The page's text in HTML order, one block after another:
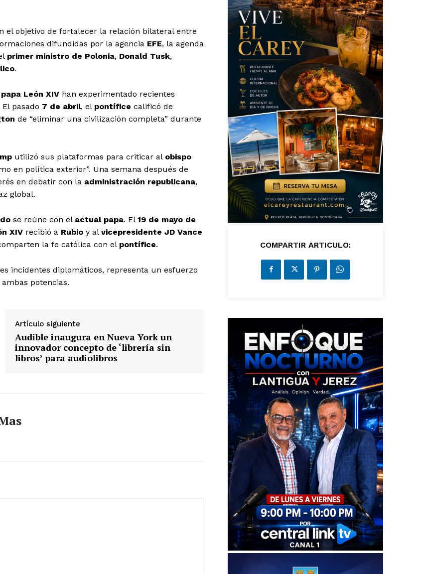
el objetivo de fortalecer la relación bilateral entre
difundidas por la agencia EFE, la agenda
primer ministro de Polonia, Donald Tusk,
.
papa León XIV han experimentado recientes
El pasado 7 de abril, el pontífice calificó de
de “eliminar una civilización completa” durante
utilizó sus plataformas para criticar al obispo
en política exterior”. Una semana después de
en debatir con la administración republicana,
global.
se reúne con el actual papa. El 19 de mayo de
XIV recibió a Rubio y al vicepresidente JD Vance
la fe católica con el pontífice.
incidentes diplomáticos, representa un esfuerzo
potencias.
Artículo siguiente
Audible inaugura en Nueva York un
innovador concepto de ‘librería sin
libros’ para audiolibros
COMPARTIR ARTICULO: